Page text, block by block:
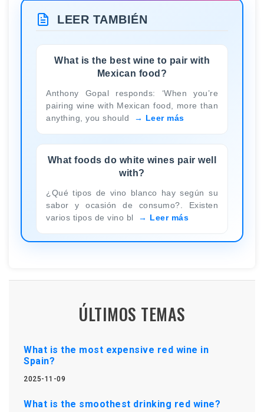
LEER TAMBIÉN
What is the best wine to pair with
Mexican food?
Anthony Gopal responds: ‘When you’re
pairing wine with Mexican food, more than
anything, you should
Leer más
What foods do white wines pair well
with?
¿Qué tipos de vino blanco hay según su
sabor y ocasión de consumo?. Existen
varios tipos de vino bl
Leer más
ÚLTIMOS TEMAS
What is the most expensive red wine in
Spain?
2025-11-09
What is the smoothest drinking red wine?